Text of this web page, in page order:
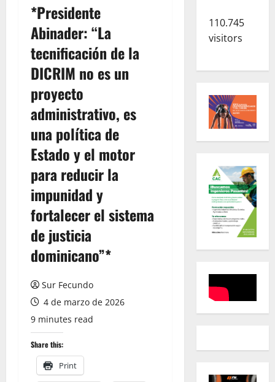
*Presidente
Abinader: “La
tecnificación de la
DICRIM no es un
proyecto
administrativo, es
una política de
Estado y el motor
para reducir la
impunidad y
fortalecer el sistema
de justicia
dominicano”*
Sur Fecundo
4 de marzo de 2026
9 minutes read
Share this:
Print
110.745
visitors